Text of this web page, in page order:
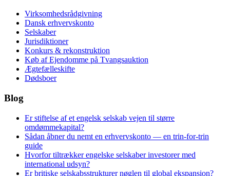
Virksomhedsrådgivning
Dansk erhvervskonto
Selskaber
Jurisdiktioner
Konkurs & rekonstruktion
Køb af Ejendomme på Tvangsauktion
Ægtefælleskifte
Dødsboer
Blog
Er stiftelse af et engelsk selskab vejen til større
omdømmekapital?
Sådan åbner du nemt en erhvervskonto — en trin-for-trin
guide
Hvorfor tiltrækker engelske selskaber investorer med
international udsyn?
Er britiske selskabsstrukturer nøglen til global ekspansion?